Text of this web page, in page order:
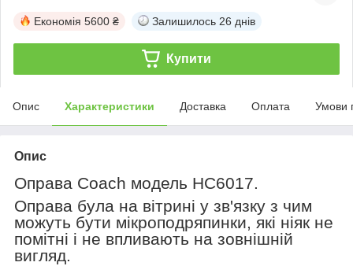
Економія 5600 ₴ Залишилось 26 днів
Купити
Опис Характеристики Доставка Оплата Умови
Опис
Оправа Coach модель HC6017.
Оправа була на вітрині у зв'язку з чим
можуть бути мікроподряпинки, які ніяк не
помітні і не впливають на зовнішній
вигляд.